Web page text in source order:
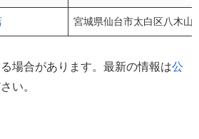
宮城県仙台市太白区八木
場合があります。最新の情報は公
い。